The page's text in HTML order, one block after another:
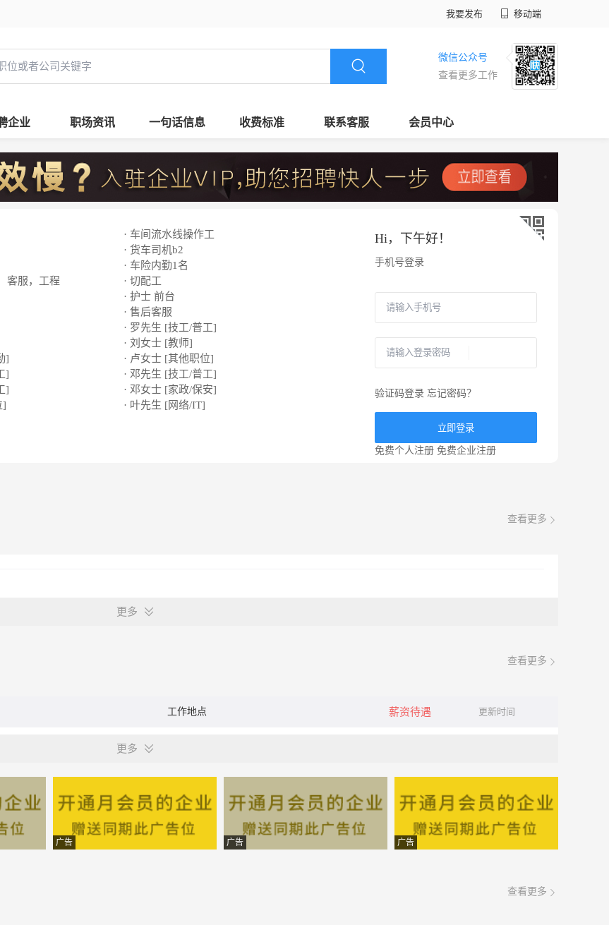
我要发布 移动端
微信公众号
查看更多工作
企业 职场资讯 一句话信息 收费标准 联系客服 会员中心
· 车间流水线操作工
· 货车司机b2
· 车险内勤1名
客服，工程
· 切配工
· 护士 前台
· 售后客服
· 罗先生 [技工/普工]
· 刘女士 [教师]
]
· 卢女士 [其他职位]
]
· 邓先生 [技工/普工]
]
· 邓女士 [家政/保安]
]
· 叶先生 [网络/IT]
Hi， 下午好！
手机号登录
验证码登录 忘记密码？
立即登录
免费个人注册 免费企业注册
查看更多
更多
查看更多
工作地点 薪资待遇 更新时间
更多
广告 广告 广告
查看更多